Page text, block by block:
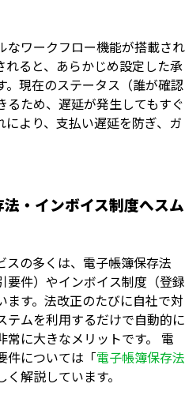
なワークフロー機能が搭載され
ると、あらかじめ設定した承
現在のステータス（誰が確認
ため、遅延が発生してもすぐ
より、支払い遅延を防ぎ、ガ
・インボイス制度へスム
の多くは、電子帳簿保存法
要件）やインボイス制度（登録
す。法改正のたびに自社で対
テムを利用するだけで自動的に
に大きなメリットです。 電
件については「電子帳簿保存法
く解説しています。